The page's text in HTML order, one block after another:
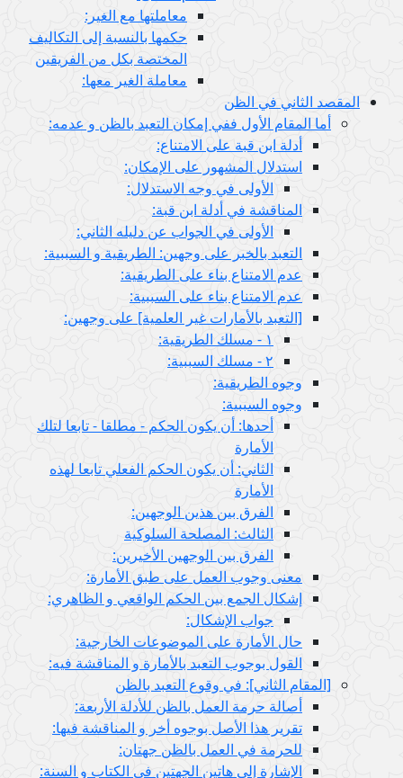
معاملتها مع الغير:
حكمها بالنسبة إلى التكاليف
المختصة بكل من الفريقين
معاملة الغير معها:
في الظن
الأول ففي إمكان التعبد بالظن و عدمه:
أدلة ابن قبة على الامتناع:
استدلال المشهور على الإمكان:
الأولى في وجه الاستدلال:
المناقشة في أدلة ابن قبة:
الأولى في الجواب عن دليله الثاني:
التعبد بالخبر على وجهين: الطريقية و السببية:
عدم الامتناع بناء على الطريقية:
عدم الامتناع بناء على السببية:
[التعبد بالأمارات غير العلمية] على وجهين:
وجوه الطريقية:
أحدها: أن يكون الحكم - مطلقا - تابعا لتلك
الثاني: أن يكون الحكم الفعلي تابعا لهذه
الفرق بين هذين الوجهين:
الثالث: المصلحة السلوكية
الفرق بين الوجهين الأخيرين:
معنى وجوب العمل على طبق الأمارة:
إشكال الجمع بين الحكم الواقعي و الظاهري:
جواب الإشكال:
حال الأمارة على الموضوعات الخارجية:
القول بوجوب التعبد بالأمارة و المناقشة فيه:
الثاني‏]: في وقوع التعبد بالظن
أصالة حرمة العمل بالظن للأدلة الأربعة:
تقرير هذا الأصل بوجوه أخر و المناقشة فيها:
للحرمة في العمل بالظن جهتان:
الإشارة إلى هاتين الجهتين في الكتاب و السنة: